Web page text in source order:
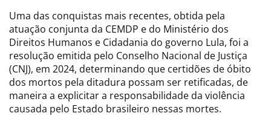
Uma das conquistas mais recentes, obtida pela
atuação conjunta da CEMDP e do Ministério dos
Direitos Humanos e Cidadania do governo Lula, foi a
resolução emitida pelo Conselho Nacional de Justiça
(CNJ), em 2024, determinando que certidões de óbito
dos mortos pela ditadura possam ser retificadas, de
maneira a explicitar a responsabilidade da violência
causada pelo Estado brasileiro nessas mortes.